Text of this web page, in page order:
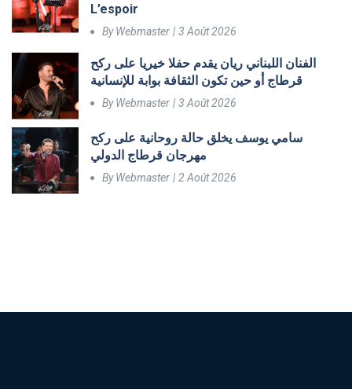
L’espoir
ByWebmaster 3 Août 2026
الفنان اللبناني ريان يقدم حفلا خيريا على ركح
قرطاج أو حين تكون الثقافة بوابة للإنسانية
ByWebmaster 3 Août 2026
سامي يوسف يخلق حالة روحانية على ركح
مهرجان قرطاج الدولي
ByWebmaster 2 Août 2026